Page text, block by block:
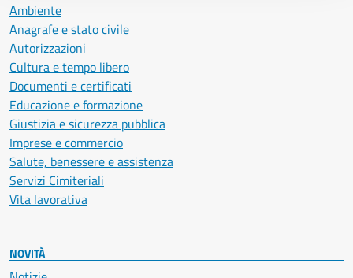
Ambiente
Anagrafe e stato civile
Autorizzazioni
Cultura e tempo libero
Documenti e certificati
Educazione e formazione
Giustizia e sicurezza pubblica
Imprese e commercio
Salute, benessere e assistenza
Servizi Cimiteriali
Vita lavorativa
NOVITÀ